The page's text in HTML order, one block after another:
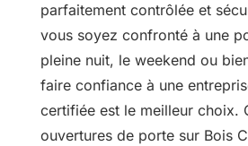
parfaitement contrôlée et
vous soyez confronté à une
pleine nuit, le weekend ou
faire confiance à une
certifiée est le meilleur choix.
ouvertures de porte sur Bois